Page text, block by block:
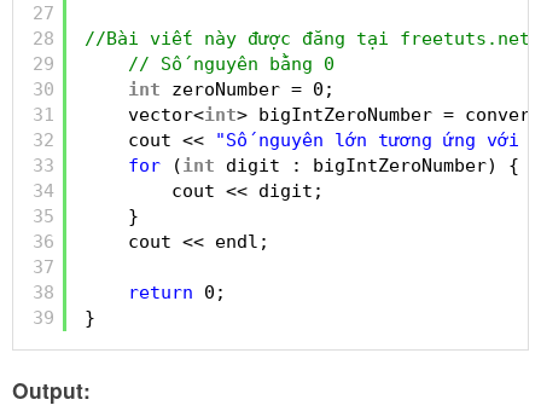
27
28
29
30
31
32
33
34
35
36
37
38
39
//Bài viết này được đăng tại freetuts.net
// Số nguyên bằng 0
int
zeroNumber = 0;
vector<int> bigIntZeroNumber =
cout <<
"Số nguyên lớn tương ứng với "
for
(int
digit : bigIntZeroNumber) {
cout << digit;
}
cout << endl;
return
0;
}
Output: